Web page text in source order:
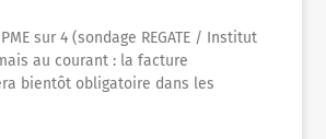
PME sur 4 (sondage REGATE / Institut
au courant : la facture
bientôt obligatoire dans les